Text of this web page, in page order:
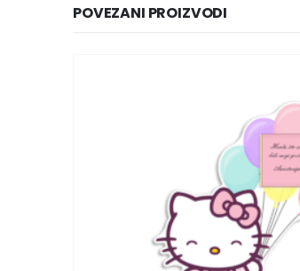
POVEZANI PROIZVODI